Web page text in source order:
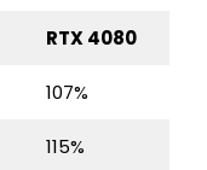
RTX 4080
107%
115%